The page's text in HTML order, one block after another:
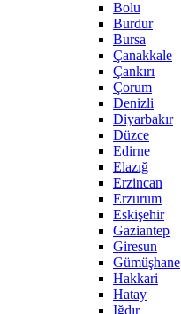
Bolu
Burdur
Bursa
Çanakkale
Çankırı
Çorum
Denizli
Diyarbakır
Düzce
Edirne
Elazığ
Erzincan
Erzurum
Eskişehir
Gaziantep
Giresun
Gümüşhane
Hakkari
Hatay
Iğdır